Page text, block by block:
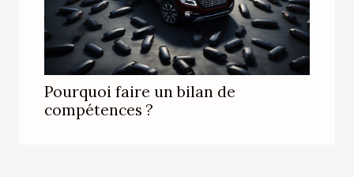
Pourquoi faire un bilan de
compétences ?